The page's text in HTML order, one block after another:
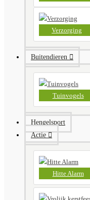
Verzorging
Buitendieren
Tuinvogels
Hengelsport
Actie
Hitte Alarm